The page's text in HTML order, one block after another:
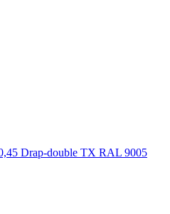
Drap-double TX RAL 9005